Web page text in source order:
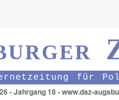
für
- Jahrgang 18 - www.daz-